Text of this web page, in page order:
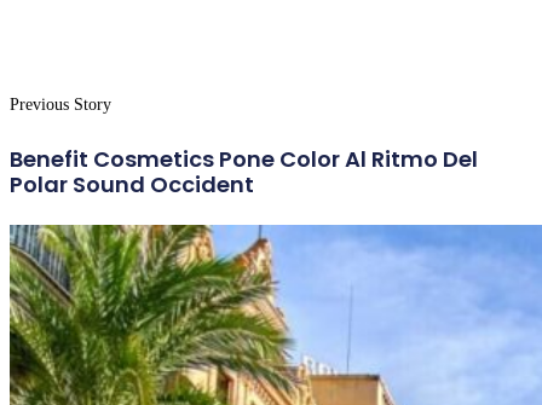
Previous Story
Benefit Cosmetics Pone Color Al Ritmo Del
Polar Sound Occident